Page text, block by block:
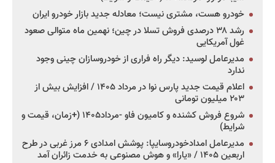
خودرو هست، مشتری نیست؛ معادله جدید بازار خودرو ایران
رشد ۳۸ درصدی فروش تسلا در چین؛ نهمین ماه متوالی صعود
غول آمریکایی
مدیرعامل لوسید: دیگر راه فراری از خودروسازان چینی وجود
ندارد
اعلام قیمت جدید پارس نوا در مرداد ۱۴۰۵ / افزایش بیش از
۲۰۳ میلیون تومانی
شروع فروش کشنده و کامیون فاو -مرداد۱۴۰۵ (+زمان، قیمت و
شرایط)
مدیرعامل امدادخودروسایپا: پوشش امدادی ۶ مرز غربی در طرح
اربعین ۱۴۰۵ / «یارا» و هوش مصنوعی به خدمت زائران آمد